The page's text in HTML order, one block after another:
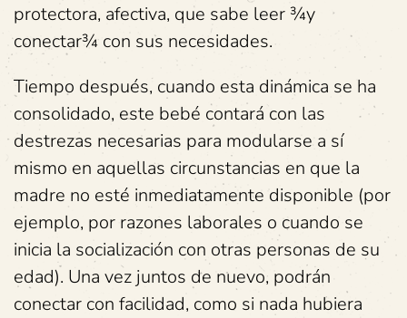
protectora, afectiva, que sabe leer ¾y
conectar¾ con sus necesidades.
Tiempo después, cuando esta dinámica se ha
consolidado, este bebé contará con las
destrezas necesarias para modularse a sí
mismo en aquellas circunstancias en que la
madre no esté inmediatamente disponible (por
ejemplo, por razones laborales o cuando se
inicia la socialización con otras personas de su
edad). Una vez juntos de nuevo, podrán
conectar con facilidad, como si nada hubiera